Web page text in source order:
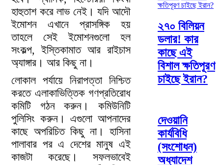
হাহুতাশ করে লাভ নেই। যদি আদৌ
ইমোশন এখানে প্রাসঙ্গিক হয়
তাহলে সেই ইমোশনগুলো হল
সংকল্প, ইস্তিকামাত আর রাইচাস
অ্যাঙ্গার। আর কিছু না।
লোকাল পর্যায়ে নিরাপত্তা নিশ্চিত
করতে এলাকাভিত্তিক গণপ্রতিরোধ
কমিটি গঠন করুন। কমিউনিটি
পুলিসিং করুন। এগুলো আপনাদের
কাছে অপরিচিত কিছু না। হাসিনা
পালাবার পর এ দেশের মানুষ এই
কাজটা করেছে। সফলভাবেই
২৭০ বিলিয়ন
ডলার! কার
কাছে এই
বিশাল ক্ষতিপূরণ
চাইছে ইরান?
দেওয়ানি
কার্যবিধি
(সংশোধন)
অধ্যাদেশ